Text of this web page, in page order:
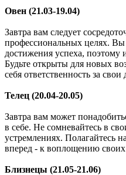
Овен (21.03-19.04)
Завтра вам следует
профессиональных целях.
достижения успеха, поэтому
Будьте открыты для новых
себя ответственность за свои
Телец (20.04-20.05)
Завтра вам может
в себе. Не сомневайтесь в
устремлениях. Полагайтесь
вперед - к воплощению
Близнецы (21.05-21.06)